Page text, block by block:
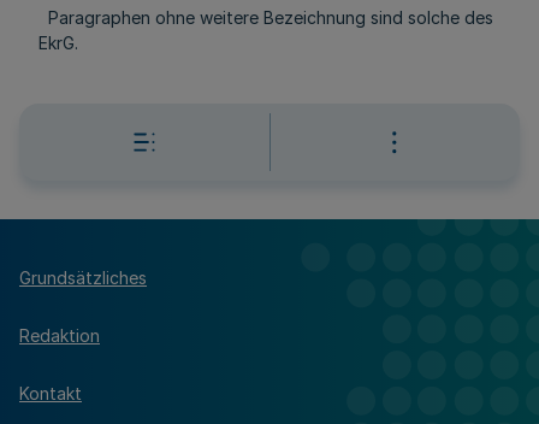
Paragraphen ohne weitere Bezeichnung sind solche des
EkrG.
Grundsätzliches
Redaktion
Kontakt